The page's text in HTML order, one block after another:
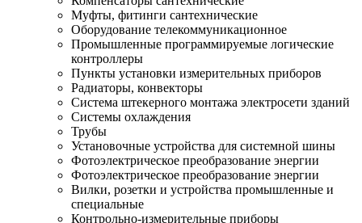
Муфты, фитинги сантехнические
Оборудование телекоммуникационное
Промышленные программируемые логические
контроллеры
Пункты установки измерительных приборов
Радиаторы, конвекторы
Система штекерного монтажа электросети зданий
Системы охлаждения
Трубы
Установочные устройства для системной шины
Фотоэлектрическое преобразование энергии
Фотоэлектрическое преобразование энергии
Вилки, розетки и устройства промышленные и
специальные
Контрольно-измерительные приборы